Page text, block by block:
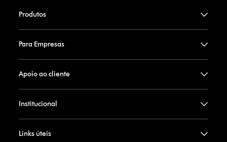
Produtos
Para Empresas
Apoio ao cliente
Institucional
Links úteis